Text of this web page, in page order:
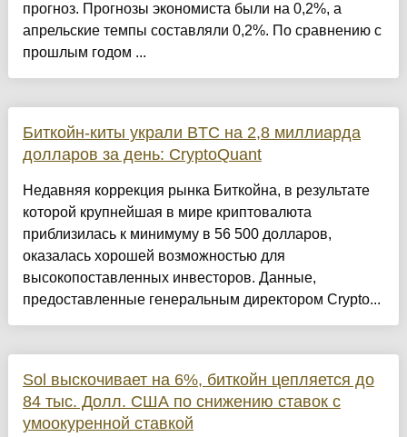
прогноз. Прогнозы экономиста были на 0,2%, а
апрельские темпы составляли 0,2%. По сравнению с
прошлым годом ...
Биткойн-киты украли BTC на 2,8 миллиарда
долларов за день: CryptoQuant
Недавняя коррекция рынка Биткойна, в результате
которой крупнейшая в мире криптовалюта
приблизилась к минимуму в 56 500 долларов,
оказалась хорошей возможностью для
высокопоставленных инвесторов. Данные,
предоставленные генеральным директором Crypto...
Sol выскочивает на 6%, биткойн цепляется до
84 тыс. Долл. США по снижению ставок с
умоокуренной ставкой